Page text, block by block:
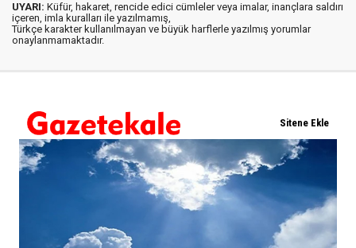
UYARI: Küfür, hakaret, rencide edici cümleler veya imalar, inançlara saldırı
içeren, imla kuralları ile yazılmamış,
Türkçe karakter kullanılmayan ve büyük harflerle yazılmış yorumlar
onaylanmamaktadır.